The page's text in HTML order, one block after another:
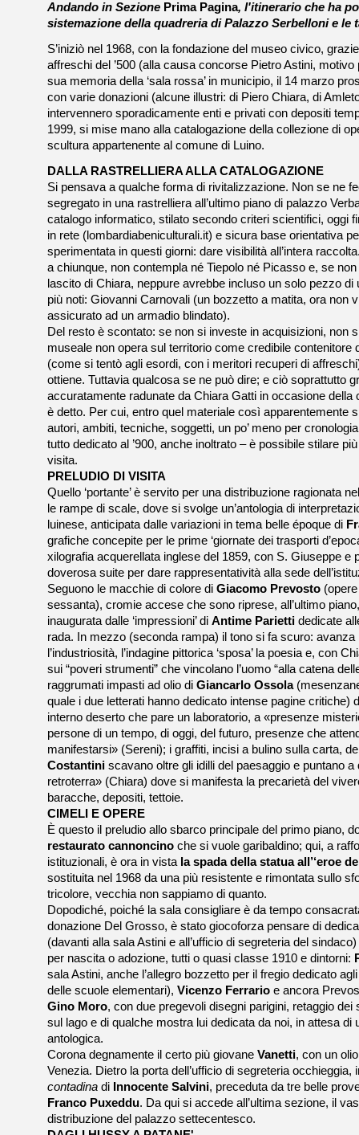
Andando in Sezione Prima Pagina, l'itinerario che ha
sistemazione della quadreria di Palazzo Serbelloni e le
S’iniziò nel 1968, con la fondazione del museo civico,
affreschi del ’500 (alla causa concorse Pietro Astini, motivo
sua memoria della ‘sala rossa’ in municipio, il 14 marzo
con varie donazioni (alcune illustri: di Piero Chiara, di
intervennero sporadicamente enti e privati con depositi
1999, si mise mano alla catalogazione della collezione di
scultura appartenente al comune di Luino.
DALLA RASTRELLIERA ALLA CATALOGAZIONE
Si pensava a qualche forma di rivitalizzazione. Non se ne
segregato in una rastrelliera all’ultimo piano di palazzo
catalogo informatico, stilato secondo criteri scientifici, oggi
in rete (lombardiabeniculturali.it) e sicura base orientativa
sperimentata in questi giorni: dare visibilità all’intera
a chiunque, non contempla né Tiepolo né Picasso e, se
lascito di Chiara, neppure avrebbe incluso un solo pezzo di
più noti: Giovanni Carnovali (un bozzetto a matita, ora non
assicurato ad un armadio blindato).
Del resto è scontato: se non si investe in acquisizioni, non
museale non opera sul territorio come credibile contenitore
(come si tentò agli esordi, con i meritori recuperi di
ottiene. Tuttavia qualcosa se ne può dire; e ciò soprattutto
accuratamente radunate da Chiara Gatti in occasione della
è detto. Per cui, entro quel materiale così apparentemente
autori, ambiti, tecniche, soggetti, un po’ meno per
tutto dedicato al ’900, anche inoltrato – è possibile stilare
visita.
PRELUDIO DI VISITA
Quello ‘portante’ è servito per una distribuzione ragionata
le rampe di scale, dove si svolge un’antologia di
luinese, anticipata dalle variazioni in tema belle époque di
grafiche concepite per le prime ‘giornate dei trasporti
xilografia acquerellata inglese del 1859, con S. Giuseppe e
doverosa suite per dare rappresentatività alla sede
Seguono le macchie di colore di Giacomo Prevosto
sessanta), cromie accese che sono riprese, all’ultimo
inaugurata dalle ‘impressioni’ di Antime Parietti dedicate
rada. In mezzo (seconda rampa) il tono si fa scuro: avanza
l’industriosità, l’indagine pittorica ‘sposa’ la poesia e, con
sui “poveri strumenti” che vincolano l’uomo “alla catena
raggrumati impasti ad olio di Giancarlo Ossola
quale i due letterati hanno dedicato intense pagine critiche)
interno deserto che pare un laboratorio, a «presenze
persone di un tempo, di oggi, del futuro, presenze che
manifestarsi» (Sereni); i graffiti, incisi a bulino sulla carta,
Costantini scavano oltre gli idilli del paesaggio e puntano a
retroterra» (Chiara) dove si manifesta la precarietà del
baracche, depositi, tettoie.
CIMELI E OPERE
È questo il preludio allo sbarco principale del primo piano,
restaurato cannoncino che si vuole garibaldino; qui, a
istituzionali, è ora in vista la spada della statua all’‘eroe
sostituita nel 1968 da una più resistente e rimontata sullo
tricolore, vecchia non sappiamo di quanto.
Dopodiché, poiché la sala consigliare è da tempo
donazione Del Grosso, è stato giocoforza pensare di
(davanti alla sala Astini e all’ufficio di segreteria del
per nascita o adozione, tutti o quasi classe 1910 e dintorni:
sala Astini, anche l’allegro bozzetto per il fregio dedicato
delle scuole elementari), Vicenzo Ferrario e ancora
Gino Moro, con due pregevoli disegni parigini, retaggio dei
sul lago e di qualche mostra lui dedicata da noi, in attesa di
antologica.
Corona degnamente il certo più giovane Vanetti, con un
Venezia. Dietro la porta dell’ufficio di segreteria
contadina di Innocente Salvini, preceduta da tre belle
Franco Puxeddu. Da qui si accede all’ultima sezione, il
distribuzione del palazzo settecentesco.